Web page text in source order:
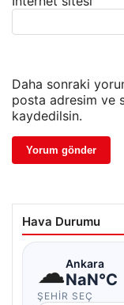
Daha sonraki
posta adresim ve
kaydedilsin.
Hava Durumu
☁Ankara
NaN°C
ŞEHIR SEÇ